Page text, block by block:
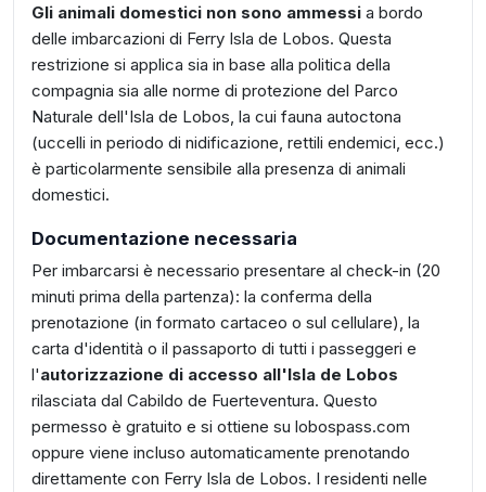
Gli animali domestici non sono ammessi a bordo
delle imbarcazioni di Ferry Isla de Lobos. Questa
restrizione si applica sia in base alla politica della
compagnia sia alle norme di protezione del Parco
Naturale dell'Isla de Lobos, la cui fauna autoctona
(uccelli in periodo di nidificazione, rettili endemici, ecc.)
è particolarmente sensibile alla presenza di animali
domestici.
Documentazione necessaria
Per imbarcarsi è necessario presentare al check-in (20
minuti prima della partenza): la conferma della
prenotazione (in formato cartaceo o sul cellulare), la
carta d'identità o il passaporto di tutti i passeggeri e
l'autorizzazione di accesso all'Isla de Lobos
rilasciata dal Cabildo de Fuerteventura. Questo
permesso è gratuito e si ottiene su lobospass.com
oppure viene incluso automaticamente prenotando
direttamente con Ferry Isla de Lobos. I residenti nelle